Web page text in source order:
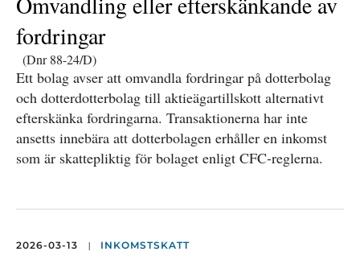
fordringar
(Dnr 88-24/D)
Ett bolag avser att omvandla fordringar på dotterbolag
och dotterdotterbolag till aktieägartillskott alternativt
efterskänka fordringarna. Transaktionerna har inte
ansetts innebära att dotterbolagen erhåller en inkomst
som är skattepliktig för bolaget enligt CFC-reglerna.
2026-03-13 | INKOMSTSKATT